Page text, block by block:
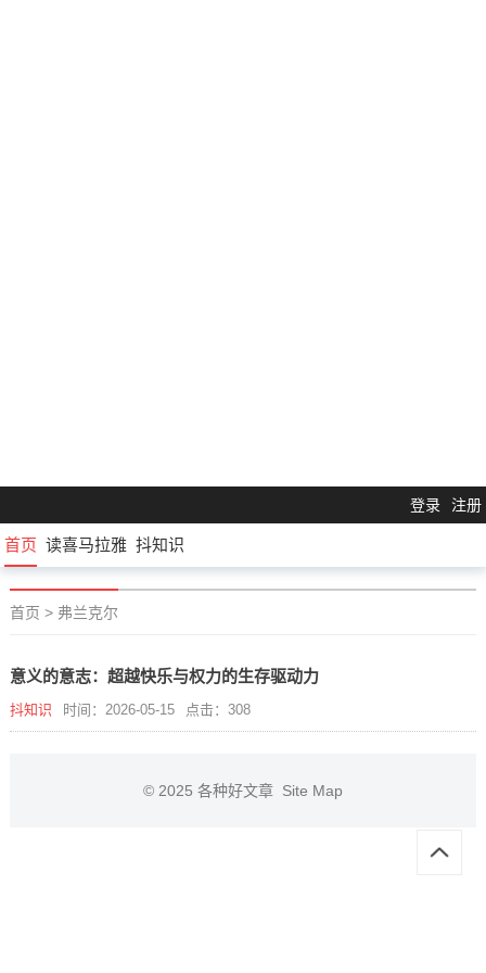
登录 注册
首页 读喜马拉雅 抖知识
首页 > 弗兰克尔
意义的意志：超越快乐与权力的生存驱动力
抖知识 时间：2026-05-15 点击：308
© 2025 各种好文章 Site Map